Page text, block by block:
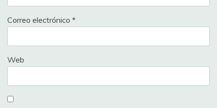
Correo electrónico *
Web